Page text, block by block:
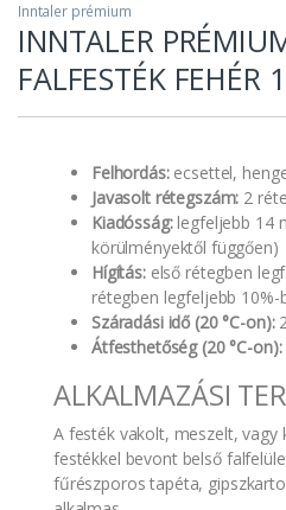
Inntaler prémium
INNTALER
FALFESTÉK FEHÉR
Felhordás:ecsettel,
Javasolt rétegszám: 2
Kiadósság:legfeljebb 14
körülményektől függően)
Hígítás:első rétegben
rétegben legfeljebb 10%-
Száradási idő (20 °C-on):
Átfesthetőség (20 °C-on):
ALKALMAZÁSI
A festék vakolt, meszelt, vagy
festékkel bevont belső
fűrészporos tapéta,